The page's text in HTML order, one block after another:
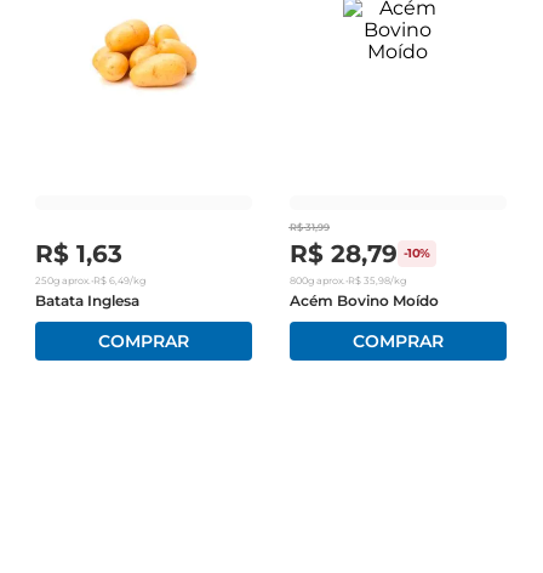
R$ 1,63
250g aprox. •R$ 6,49/kg
Batata Inglesa
R$ 31,99
R$ 28,79 -10%
800gaprox. •R$ 35,98/kg
Acém Bovino Moído